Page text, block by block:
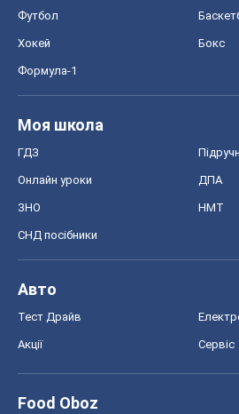
Футбол
Хокей Бокс
Формула-1
Моя школа
ГДЗ
Онлайн уроки ДПА
ЗНО НМТ
СНД посібники
Авто
Тест Драйв
Акції Сервіс
Food Oboz